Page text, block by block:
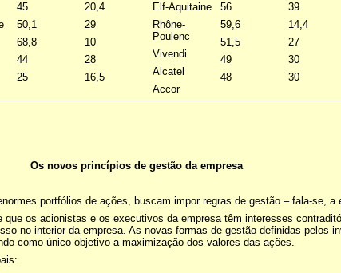
45
50,1
68,8
44
25
20,4
29
10
28
16,5
Elf-Aquitaine
Rhône-
Poulenc
Vivendi
Alcatel
Accor
56
59,6
51,5
49
48
39
14,4
27
30
30
Os novos princípios de gestão da empresa
portfólios de ações, buscam impor regras de gestão – fala-se, a
os acionistas e os executivos da empresa têm interesses
no interior da empresa. As novas formas de gestão definidas pelos
como único objetivo a maximização dos valores das ações.